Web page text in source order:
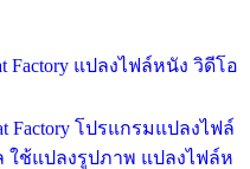
Factory แปลงไฟล์หนัง วิดีโอ
Factory โปรแกรมแปลงไฟล์
ใช้แปลงรูปภาพ แปลงไฟล์ห